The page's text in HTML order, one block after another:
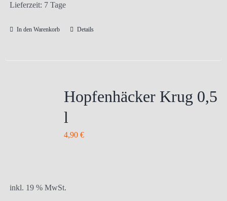
Lieferzeit: 7 Tage
In den Warenkorb Details
Hopfenhäcker Krug 0,5
l
4,90 €
inkl. 19 % MwSt.